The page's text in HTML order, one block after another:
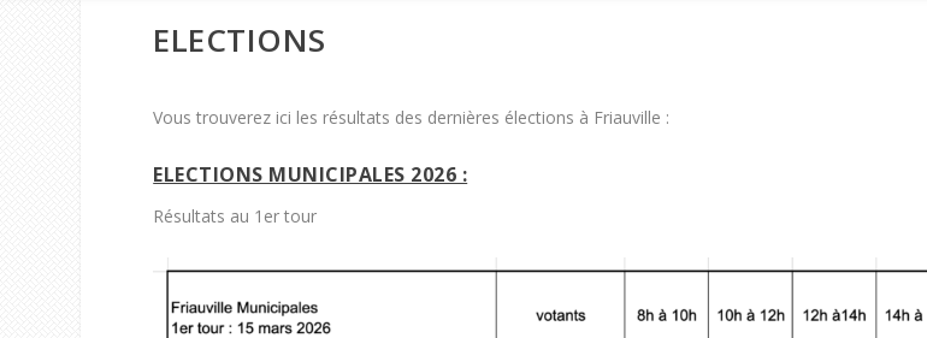
ELECTIONS
Vous trouverez ici les résultats des dernières élections à Friauville :
ELECTIONS MUNICIPALES 2026 :
Résultats au 1 er tour